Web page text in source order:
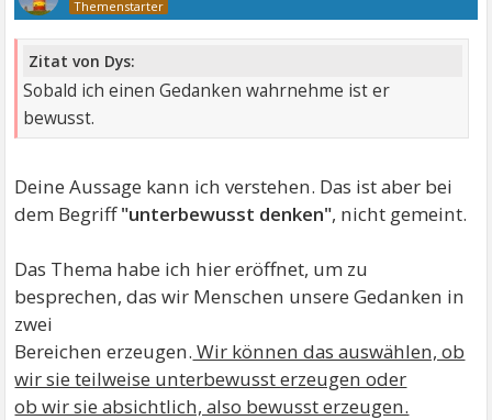
Zitat von Dys:
Sobald ich einen Gedanken wahrnehme ist er
bewusst.
Deine Aussage kann ich verstehen. Das ist aber bei
dem Begriff"unterbewusst denken", nicht gemeint.
Das Thema habe ich hier eröffnet, um zu
besprechen, das wir Menschen unsere Gedanken in
zwei
Bereichen erzeugen. Wir können das auswählen, ob
wir sie teilweise unterbewusst erzeugen oder
ob wir sie absichtlich, also bewusst erzeugen.